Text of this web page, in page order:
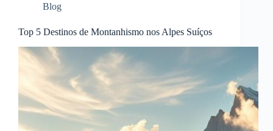
Blog
Top 5 Destinos de Montanhismo nos Alpes Suíços